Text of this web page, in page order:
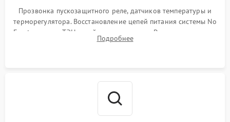
Прозвонка пускозащитного реле, датчиков температуры и
терморегулятора. Восстановление цепей питания системы No
Frost, включая ТЭН оттайки и вентилятор. Ремонт или замена
платы управления при сбоях алгоритмов.
Подробнее